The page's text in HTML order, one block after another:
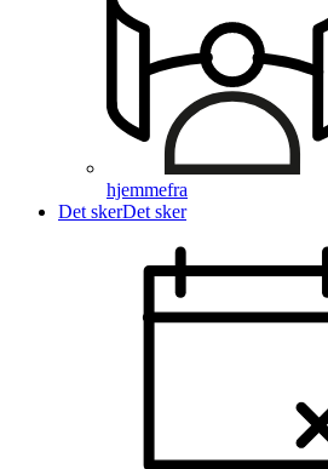
hjemmefra
Det skerDet sker